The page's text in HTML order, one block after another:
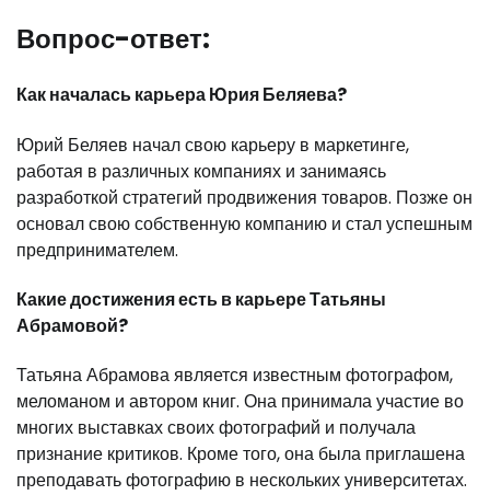
Вопрос-ответ:
Как началась карьера Юрия Беляева?
Юрий Беляев начал свою карьеру в маркетинге,
работая в различных компаниях и занимаясь
разработкой стратегий продвижения товаров. Позже он
основал свою собственную компанию и стал успешным
предпринимателем.
Какие достижения есть в карьере Татьяны
Абрамовой?
Татьяна Абрамова является известным фотографом,
меломаном и автором книг. Она принимала участие во
многих выставках своих фотографий и получала
признание критиков. Кроме того, она была приглашена
преподавать фотографию в нескольких университетах.